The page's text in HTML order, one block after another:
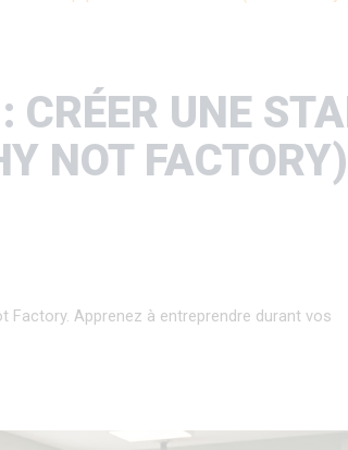
CRÉER UNE
NOT FACTORY)
Factory. Apprenez à entreprendre durant vos